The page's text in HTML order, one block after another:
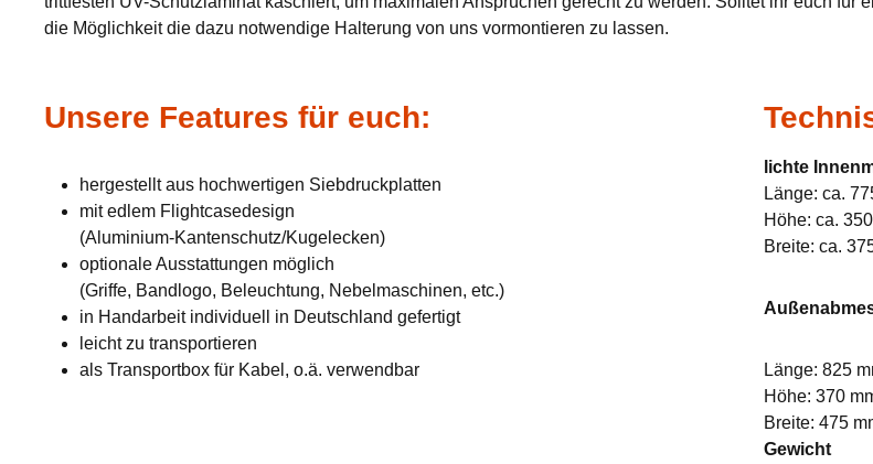
die Möglichkeit die dazu notwendige Halterung von uns vormontieren zu lassen.
Unsere Features für euch:
hergestellt aus hochwertigen Siebdruckplatten
mit edlem Flightcasedesign
(Aluminium-Kantenschutz/Kugelecken)
optionale Ausstattungen möglich
(Griffe, Bandlogo, Beleuchtung, Nebelmaschinen, etc.)
in Handarbeit individuell in Deutschland gefertigt
leicht zu transportieren
als Transportbox für Kabel, o.ä. verwendbar
lichte
Länge: ca.
Höhe: ca.
Breite: ca.
Länge: 825
Höhe: 370
Breite: 475
Gewicht